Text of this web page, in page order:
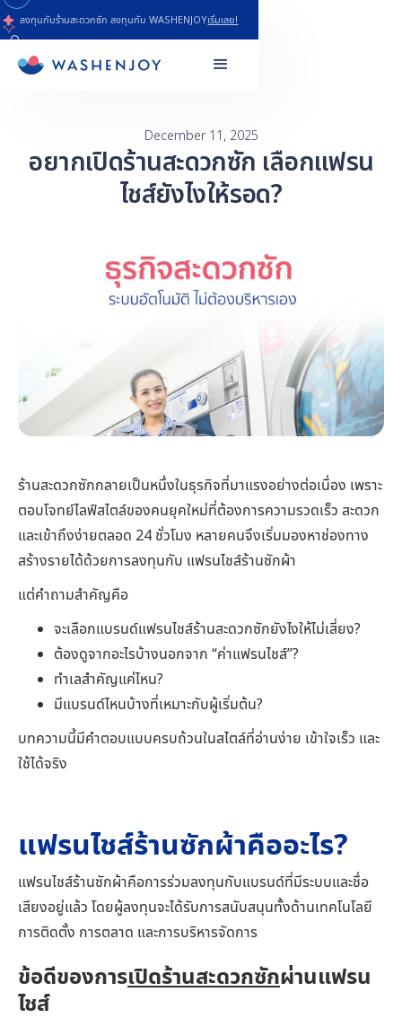
ลงทุนกับร้านสะดวกซัก ลงทุนกับ WASHENJOYเริ่มเลย!
December 11, 2025
อยากเปิดร้านสะดวกซัก เลือกแฟรน
ไชส์ยังไงให้รอด?
ร้านสะดวกซักกลายเป็นหนึ่งในธุรกิจที่มาแรงอย่างต่อเนื่อง เพราะ
ตอบโจทย์ไลฟ์สไตล์ของคนยุคใหม่ที่ต้องการความรวดเร็ว สะดวก
และเข้าถึงง่ายตลอด 24 ชั่วโมง หลายคนจึงเริ่มมองหาช่องทาง
สร้างรายได้ด้วยการลงทุนกับ แฟรนไชส์ร้านซักผ้า
แต่คำถามสำคัญคือ
จะเลือกแบรนด์แฟรนไชส์ร้านสะดวกซักยังไงให้ไม่เสี่ยง?
ต้องดูจากอะไรบ้างนอกจาก “ค่าแฟรนไชส์”?
ทำเลสำคัญแค่ไหน?
มีแบรนด์ไหนบ้างที่เหมาะกับผู้เริ่มต้น?
บทความนี้มีคำตอบแบบครบถ้วนในสไตล์ที่อ่านง่าย เข้าใจเร็ว และ
ใช้ได้จริง
แฟรนไชส์ร้านซักผ้าคืออะไร?
แฟรนไชส์ร้านซักผ้าคือการร่วมลงทุนกับแบรนด์ที่มีระบบและชื่อ
เสียงอยู่แล้ว โดยผู้ลงทุนจะได้รับการสนับสนุนทั้งด้านเทคโนโลยี
การติดตั้ง การตลาด และการบริหารจัดการ
ข้อดีของการเปิดร้านสะดวกซักผ่านแฟรน
ไชส์